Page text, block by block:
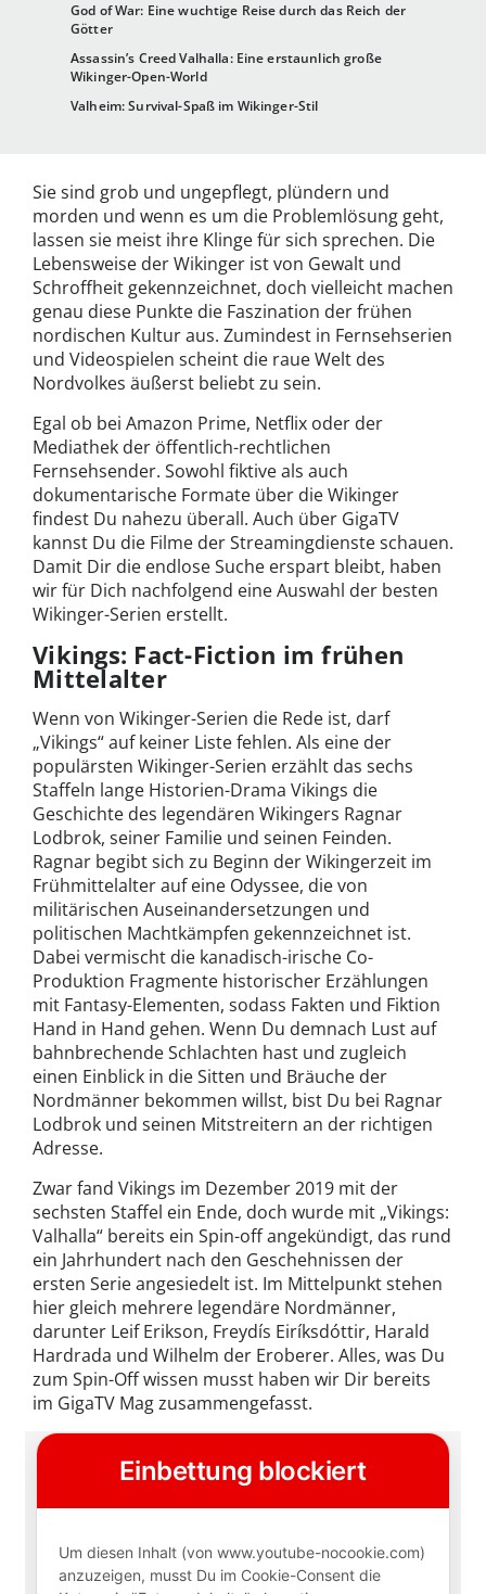
God of War: Eine wuchtige Reise durch das Reich der
Götter
Assassin’s Creed Valhalla: Eine erstaunlich große
Wikinger-Open-World
Valheim: Survival-Spaß im Wikinger-Stil
Sie sind grob und ungepflegt, plündern und
morden und wenn es um die Problemlösung geht,
lassen sie meist ihre Klinge für sich sprechen. Die
Lebensweise der Wikinger ist von Gewalt und
Schroffheit gekennzeichnet, doch vielleicht machen
genau diese Punkte die Faszination der frühen
nordischen Kultur aus. Zumindest in Fernsehserien
und Videospielen scheint die raue Welt des
Nordvolkes äußerst beliebt zu sein.
Egal ob bei Amazon Prime, Netflix oder der
Mediathek der öffentlich-rechtlichen
Fernsehsender. Sowohl fiktive als auch
dokumentarische Formate über die Wikinger
findest Du nahezu überall. Auch über GigaTV
kannst Du die Filme der Streamingdienste schauen.
Damit Dir die endlose Suche erspart bleibt, haben
wir für Dich nachfolgend eine Auswahl der besten
Wikinger-Serien erstellt.
Vikings: Fact-Fiction im frühen
Mittelalter
Wenn von Wikinger-Serien die Rede ist, darf
„Vikings“ auf keiner Liste fehlen. Als eine der
populärsten Wikinger-Serien erzählt das sechs
Staffeln lange Historien-Drama Vikings die
Geschichte des legendären Wikingers Ragnar
Lodbrok, seiner Familie und seinen Feinden.
Ragnar begibt sich zu Beginn der Wikingerzeit im
Frühmittelalter auf eine Odyssee, die von
militärischen Auseinandersetzungen und
politischen Machtkämpfen gekennzeichnet ist.
Dabei vermischt die kanadisch-irische Co-
Produktion Fragmente historischer Erzählungen
mit Fantasy-Elementen, sodass Fakten und Fiktion
Hand in Hand gehen. Wenn Du demnach Lust auf
bahnbrechende Schlachten hast und zugleich
einen Einblick in die Sitten und Bräuche der
Nordmänner bekommen willst, bist Du bei Ragnar
Lodbrok und seinen Mitstreitern an der richtigen
Adresse.
Zwar fand Vikings im Dezember 2019 mit der
sechsten Staffel ein Ende, doch wurde mit „Vikings:
Valhalla“ bereits ein Spin-off angekündigt, das rund
ein Jahrhundert nach den Geschehnissen der
ersten Serie angesiedelt ist. Im Mittelpunkt stehen
hier gleich mehrere legendäre Nordmänner,
darunter Leif Erikson, Freydís Eiríksdóttir, Harald
Hardrada und Wilhelm der Eroberer. Alles, was Du
zum Spin-Off wissen musst haben wir Dir bereits
im GigaTV Mag zusammengefasst.